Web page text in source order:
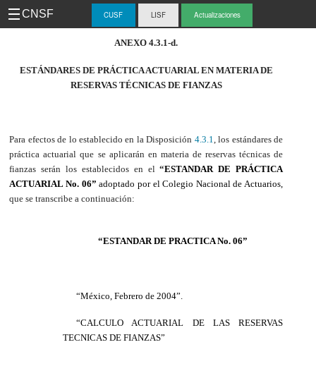
CNSF
CUS
CUSF LISF Actualizaciones
ANEXO 4.3.1-d.
ESTÁNDARES DE PRÁCTICA ACTUARIAL EN MATERIA DE
RESERVAS TÉCNICAS DE FIANZAS
Para efectos de lo establecido en la Disposición 4.3.1, los estándares de
práctica actuarial que se aplicarán en materia de reservas técnicas de
fianzas serán los establecidos en el“ESTANDAR DE PRÁCTICA
ACTUARIAL No. 06”adoptado por el Colegio Nacional de Actuarios,
que se transcribe a continuación:
“ESTANDAR DE PRACTICA No. 06”
“México, Febrero de 2004”.
“CALCULO ACTUARIAL DE LAS RESERVAS
TECNICAS DE FIANZAS”